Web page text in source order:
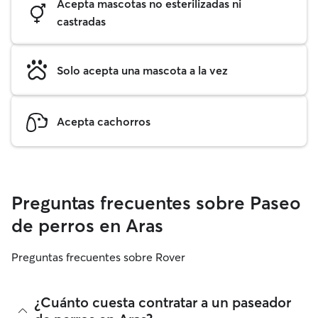
Acepta mascotas no esterilizadas ni
castradas
Solo acepta una mascota a la vez
Acepta cachorros
Preguntas frecuentes sobre Paseo
de perros en Aras
Preguntas frecuentes sobre Rover
¿Cuánto cuesta contratar a un paseador